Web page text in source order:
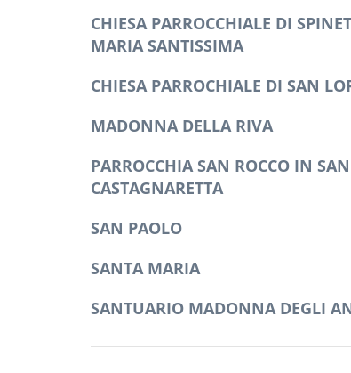
CHIESA PARROCCHIALE DI
MARIA SANTISSIMA
CHIESA PARROCHIALE DI SAN
MADONNA DELLA RIVA
PARROCCHIA SAN ROCCO IN
CASTAGNARETTA
SAN PAOLO
SANTA MARIA
SANTUARIO MADONNA DEGLI